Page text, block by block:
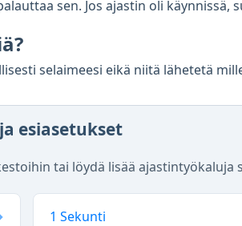
sen. Jos ajastin oli
selaimeesi eikä niitä lähetetä
esiasetukset
tai löydä lisää ajastintyökaluja
1 Sekunti